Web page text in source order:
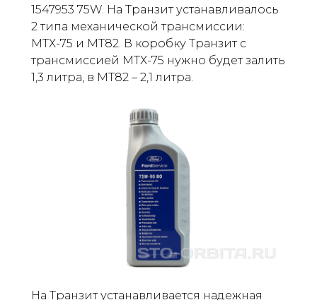
1547953 75W. На Транзит устанавливалось
2 типа механической трансмиссии:
МТХ-75 и МТ82. В коробку Транзит с
трансмиссией МТХ-75 нужно будет залить
1,3 литра, в МТ82 – 2,1 литра.
На Транзит устанавливается надежная